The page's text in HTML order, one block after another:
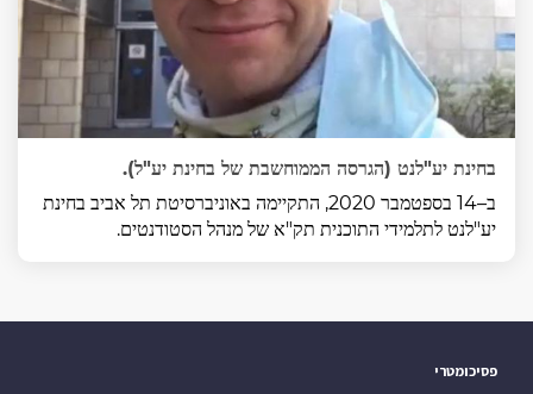
בחינת יע"לנט (הגרסה הממוחשבת של בחינת יע"ל).
ב–14 בספטמבר 2020, התקיימה באוניברסיטת תל אביב בחינת
יע"לנט לתלמידי התוכנית תק"א של מנהל הסטודנטים.
פסיכומטרי